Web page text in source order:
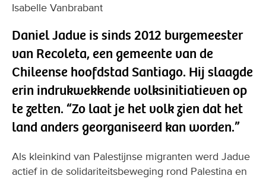
Isabelle Vanbrabant
Daniel Jadue is sinds 2012 burgemeester
van Recoleta, een gemeente van de
Chileense hoofdstad Santiago. Hij slaagde
erin indrukwekkende volksinitiatieven op
te zetten. “Zo laat je het volk zien dat het
land anders georganiseerd kan worden.”
Als kleinkind van Palestijnse migranten werd Jadue
actief in de solidariteitsbeweging rond Palestina en